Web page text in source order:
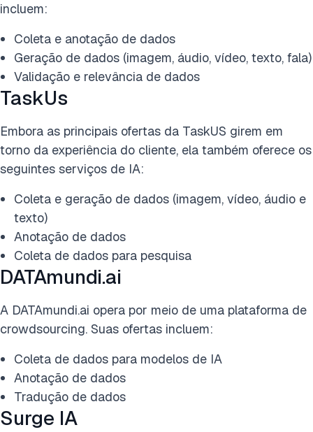
incluem:
Coleta e anotação de dados
Geração de dados (imagem, áudio, vídeo, texto, fala)
Validação e relevância de dados
TaskUs
Embora as principais ofertas da TaskUS girem em
torno da experiência do cliente, ela também oferece os
seguintes serviços de IA:
Coleta e geração de dados (imagem, vídeo, áudio e
texto)
Anotação de dados
Coleta de dados para pesquisa
DATAmundi.ai
A DATAmundi.ai opera por meio de uma plataforma de
crowdsourcing. Suas ofertas incluem:
Coleta de dados para modelos de IA
Anotação de dados
Tradução de dados
Surge IA